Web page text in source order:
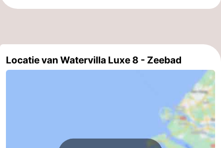
Locatie van Watervilla Luxe 8 - Zeebad